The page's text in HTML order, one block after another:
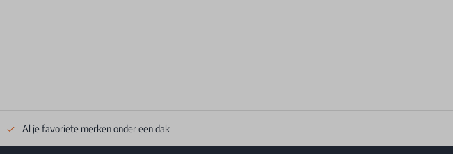
Al je favoriete merken onder een dak